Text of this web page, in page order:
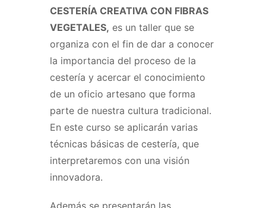
CESTERÍA CREATIVA CON FIBRAS
VEGETALES, es un taller que se
organiza con el fin de dar a conocer
la importancia del proceso de la
cestería y acercar el conocimiento
de un oficio artesano que forma
parte de nuestra cultura tradicional.
En este curso se aplicarán varias
técnicas básicas de cestería, que
interpretaremos con una visión
innovadora.
Además se presentarán las